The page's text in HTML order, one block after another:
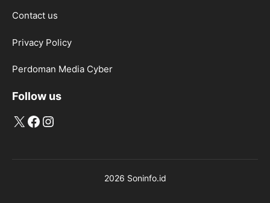
Contact us
Privacy Policy
Perdoman Media Cyber
Follow us
X Facebook
Instagram
2026 Soninfo.id